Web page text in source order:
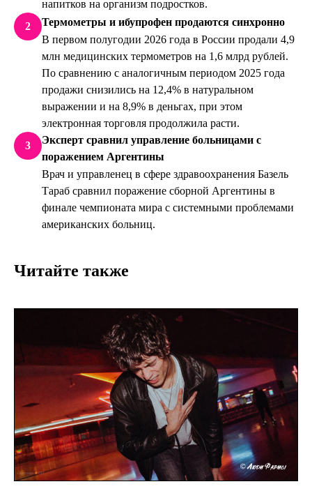
напитков на организм подростков.
2
Термометры и ибупрофен продаются синхронно
В первом полугодии 2026 года в России продали 4,9
млн медицинских термометров на 1,6 млрд рублей.
По сравнению с аналогичным периодом 2025 года
продажи снизились на 12,4% в натуральном
выражении и на 8,9% в деньгах, при этом
электронная торговля продолжила расти.
3
Эксперт сравнил управление больницами с
поражением Аргентины
Врач и управленец в сфере здравоохранения Базель
Тараб сравнил поражение сборной Аргентины в
финале чемпионата мира с системными проблемами
американских больниц.
Читайте также